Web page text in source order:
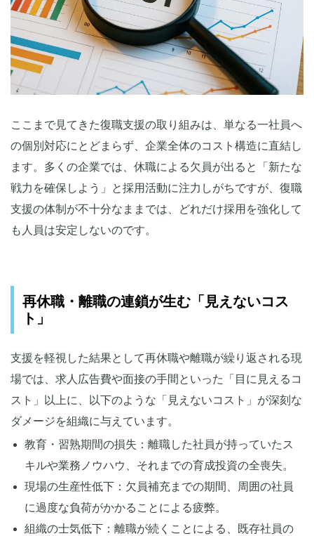
ここまで見てきた復職支援の取り組みは、単なる一社員へ
の個別対応にとどまらず、企業全体のコスト構造に直結し
ます。多くの企業では、休職による欠員が出ると「新たな
戦力を確保しよう」と採用活動に注力しがちですが、復職
支援の体制が不十分なままでは、どれだけ採用を強化して
も人員は安定しないのです。
再休職・離職の連鎖が生む「見えないコス
ト」
支援を軽視した結果として再休職や離職が繰り返される現
場では、求人広告費や面接の手間といった「目に見えるコ
スト」以上に、以下のような「見えないコスト」が深刻な
ダメージを組織に与えています。
教育・習熟期間の損失：離職した社員が持っていたス
キルや業務ノウハウ、それまでの育成投資の全喪失。
現場の生産性低下：欠員補充までの期間、周囲の社員
に過度な負荷がかかることによる疲弊。
組織の士気低下：離職が続くことによる、既存社員の